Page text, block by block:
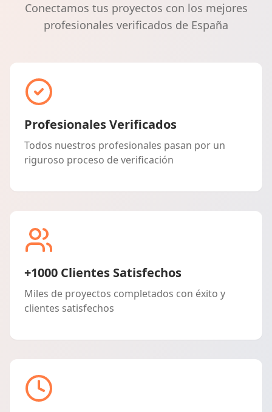
Conectamos tus proyectos con los mejores
profesionales verificados de España
Profesionales Verificados
Todos nuestros profesionales pasan por un
riguroso proceso de verificación
+1000 Clientes Satisfechos
Miles de proyectos completados con éxito y
clientes satisfechos